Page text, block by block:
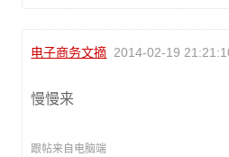
电子商务文摘 2014-02-19
慢慢来
跟帖来自电脑端